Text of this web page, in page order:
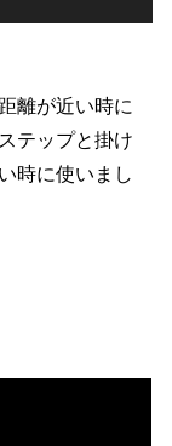
離が近い時に
テップと掛け
時に使いまし